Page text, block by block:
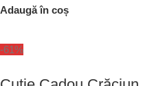
Adaugă în coș
-61%